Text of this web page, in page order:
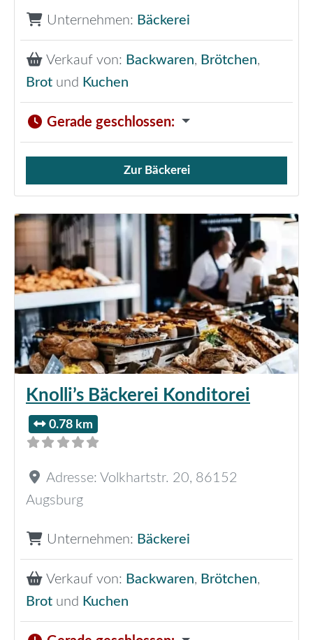
Unternehmen: Bäckerei
Verkauf von: Backwaren, Brötchen,
Brot und Kuchen
Gerade geschlossen:
Verkauf von Brötchen,
Zur Bäckerei
Knolli’s Bäckerei Konditorei
0.78 km
Adresse: Volkhartstr. 20, 86152
Augsburg
Unternehmen: Bäckerei
Verkauf von: Backwaren, Brötchen,
Brot und Kuchen